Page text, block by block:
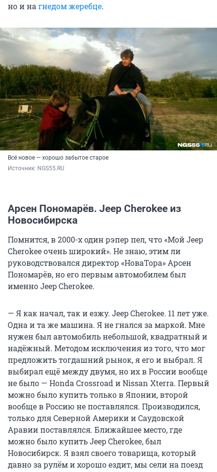
но и на гнедом жеребце.
Всё новое — хорошо забытое старое
Источник: NGS55.RU
Арсен Пономарёв. Jeep Cherokee из
Новосибирска
Помнится, в 2000-х один рэпер пел, что «Мой Jeep
Cherokee очень широкий». Не знаю, этим ли
руководствовался директор «НоваТора» Арсен
Пономарёв, но его первым автомобилем был
именно Jeep Cherokee.
— Я как начал, так и езжу. Jeep Cherokee. 11 лет уже.
Одна и та же машина. Я не гнался за маркой. Мне
нужен был автомобиль небольшой, квадратный и
надёжный. Методом исключения из того, что мог
предложить тогдашний рынок, я его и выбрал. Я
выбирал ещё между двумя, но их в России вообще
не было — Honda Crossroad и Nissan Xterra. Первый
можно было купить только в Японии, второй
вообще в Россию не поставлялся. Производился,
только для Северной Америки и Саудовской
Аравии поставлялся. Ближайшее место, где
можно было купить Jeep Cherokee, был
Новосибирск. Я взял своего товарища, который
давно за рулём и хорошо ездит, мы сели на поезд